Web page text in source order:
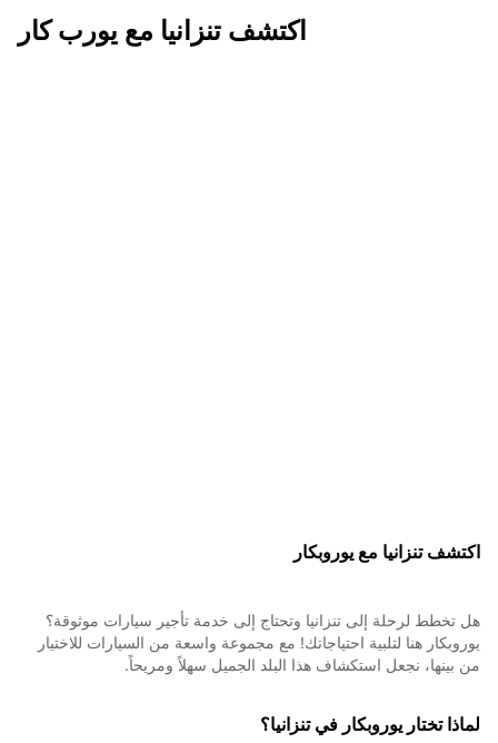
اكتشف تنزانيا مع يورب كار
اكتشف تنزانيا مع يوروبكار
هل تخطط لرحلة إلى تنزانيا وتحتاج إلى خدمة تأجير سيارات موثوقة؟
يوروبكار هنا لتلبية احتياجاتك! مع مجموعة واسعة من السيارات للاختيار
من بينها، نجعل استكشاف هذا البلد الجميل سهلاً ومريحاً.
لماذا تختار يوروبكار في تنزانيا؟